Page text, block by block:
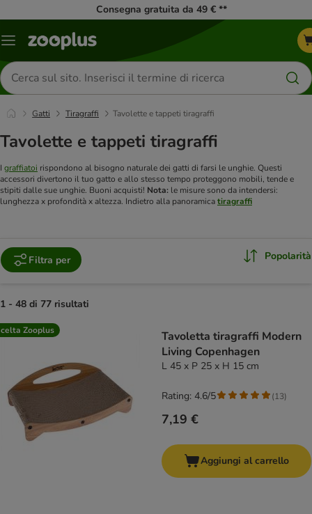
Consegna gratuita da 49 € **
Overview
Cerca
prodotti
Gatti Tiragraffi Tavolette e tappeti tiragraffi
Tavolette e tappeti tiragraffi
I graffiatoi rispondono al bisogno naturale dei gatti di farsi le unghie. Questi
accessori divertono il tuo gatto e allo stesso tempo proteggono mobili, tende e
stipiti dalle sue unghie. Buoni acquisti! Nota: le misure sono da intendersi:
lunghezza x profondità x altezza. Indietro alla panoramicatiragraffi
Filtra per Popolarità
1 - 48 di 77 risultati
product items have been changed
Zooplus
Tavoletta tiragraffi Modern
Living Copenhagen
L 45 x P 25 x H 15 cm
7,19 €
Rating: 4.6/5 (13)
Aggiungi al carrello